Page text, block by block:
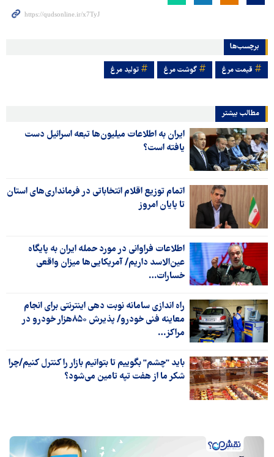
برچسب‌ها
قیمت مرغ گوشت مرغ تولید مرغ
مطالب بیشتر
ایران به اطلاعات میلیون‌ها تبعه اسرائیل دست
یافته است؟
اتمام توزیع اقلام انتخاباتی در فرمانداری‌های استان
تا پایان امروز
اطلاعات فراوانی در مورد حمله ایران به پایگاه
عین‌الاسد داریم/ آمریکایی‌ها میزان واقعی
خسارات…
راه اندازی سامانه نوبت دهی اینترنتی برای انجام
معاینه فنی خودرو/ پذیرش ۸۵۰هزار خودرو در
مراکز…
باید "چشم" بگوییم تا بتوانیم بازار را کنترل کنیم/چرا
شکر ما از هفت تپه تامین می‌شود؟